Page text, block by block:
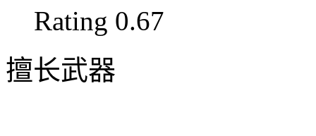
Rating 0.67
擅长武器